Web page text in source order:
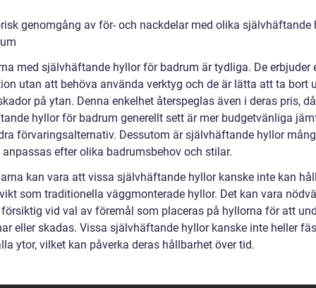
genomgång av för- och nackdelar med olika självhäftande
med självhäftande hyllor för badrum är tydliga. De erbjuder
utan att behöva använda verktyg och de är lätta att ta bort
på ytan. Denna enkelhet återspeglas även i deras pris, då
hyllor för badrum generellt sett är mer budgetvänliga
förvaringsalternativ. Dessutom är självhäftande hyllor
efter olika badrumsbehov och stilar.
kan vara att vissa självhäftande hyllor kanske inte kan
som traditionella väggmonterade hyllor. Det kan vara
vid val av föremål som placeras på hyllorna för att
eller skadas. Vissa självhäftande hyllor kanske inte heller
ytor, vilket kan påverka deras hållbarhet över tid.